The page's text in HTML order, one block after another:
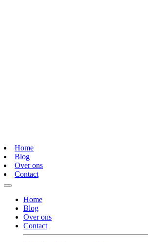
Home
Blog
Over ons
Contact
Home
Blog
Over ons
Contact